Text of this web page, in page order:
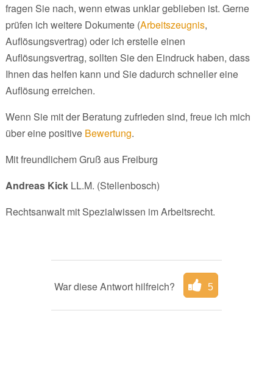
fragen Sie nach, wenn etwas unklar geblieben ist. Gerne
prüfen ich weitere Dokumente (Arbeitszeugnis,
Auflösungsvertrag) oder ich erstelle einen
Auflösungsvertrag, sollten Sie den Eindruck haben, dass
Ihnen das helfen kann und Sie dadurch schneller eine
Auflösung erreichen.
Wenn Sie mit der Beratung zufrieden sind, freue ich mich
über eine positive Bewertung.
Mit freundlichem Gruß aus Freiburg
Andreas KickLL.M. (Stellenbosch)
Rechtsanwalt mit Spezialwissen im Arbeitsrecht.
War diese Antwort hilfreich? 5